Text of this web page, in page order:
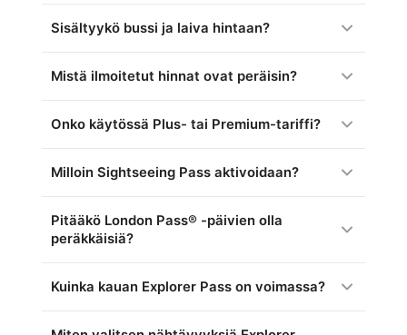
Sisältyykö bussi ja laiva hintaan?
Mistä ilmoitetut hinnat ovat peräisin?
Onko käytössä Plus- tai Premium-tariffi?
Milloin Sightseeing Pass aktivoidaan?
Pitääkö London Pass® -päivien olla
peräkkäisiä?
Kuinka kauan Explorer Pass on voimassa?